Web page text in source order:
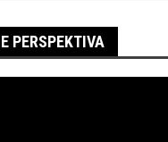
PERSPEKTIVA